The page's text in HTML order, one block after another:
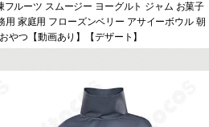
フルーツ スムージー ヨーグルト ジャム お菓子
用 家庭用 フローズンベリー アサイーボウル 朝
やつ【動画あり】【デザート】